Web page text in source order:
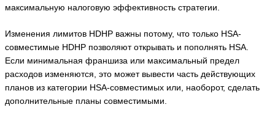
максимальную налоговую эффективность стратегии.
Изменения лимитов HDHP важны потому, что только HSA-
совместимые HDHP позволяют открывать и пополнять HSA.
Если минимальная франшиза или максимальный предел
расходов изменяются, это может вывести часть действующих
планов из категории HSA-совместимых или, наоборот, сделать
дополнительные планы совместимыми.